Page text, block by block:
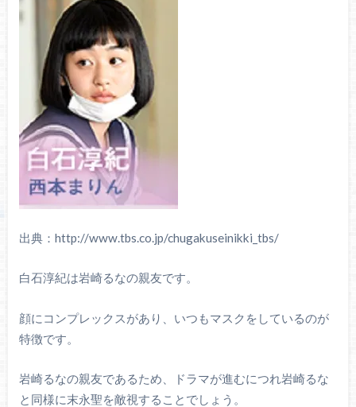
出典：http://www.tbs.co.jp/chugakuseinikki_tbs/
白石淳紀は岩崎るなの親友です。
顔にコンプレックスがあり、いつもマスクをしているのが
特徴です。
岩崎るなの親友であるため、ドラマが進むにつれ岩崎るな
と同様に末永聖を敵視することでしょう。